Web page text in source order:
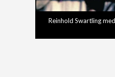
Reinhold Swartling